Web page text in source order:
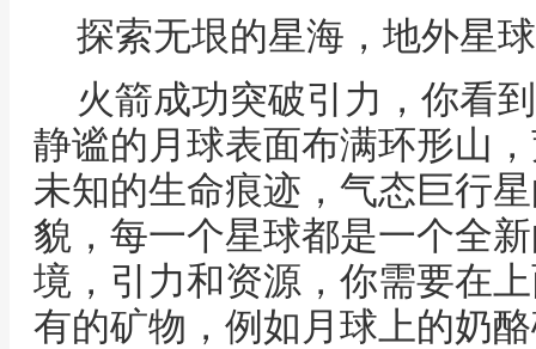
探索无垠的星海，地外星
火箭成功突破引力，你看
静谧的月球表面布满环形山
未知的生命痕迹，气态巨行
貌，每一个星球都是一个全
境，引力和资源，你需要在
有的矿物，例如月球上的奶